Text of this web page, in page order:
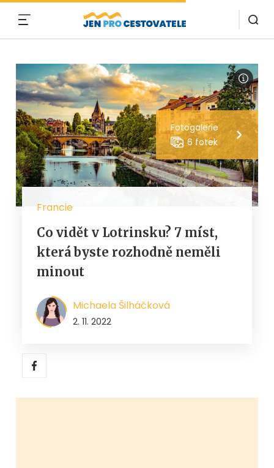
Fotogalerie
6 fotek
Francie
Co vidět v Lotrinsku? 7 míst,
která byste rozhodně neměli
minout
Michaela Šilháčková
2. 11. 2022